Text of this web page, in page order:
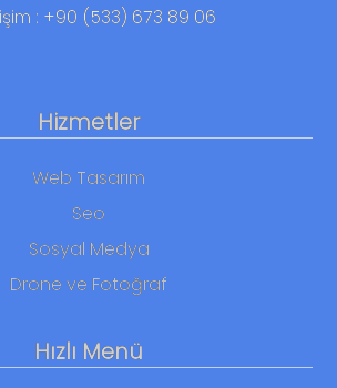
: +90 (533) 673 89 06
Hizmetler
Web Tasarım
Seo
Sosyal Medya
Drone ve Fotoğraf
Hızlı Menü